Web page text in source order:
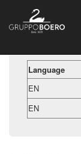
Language
EN
EN